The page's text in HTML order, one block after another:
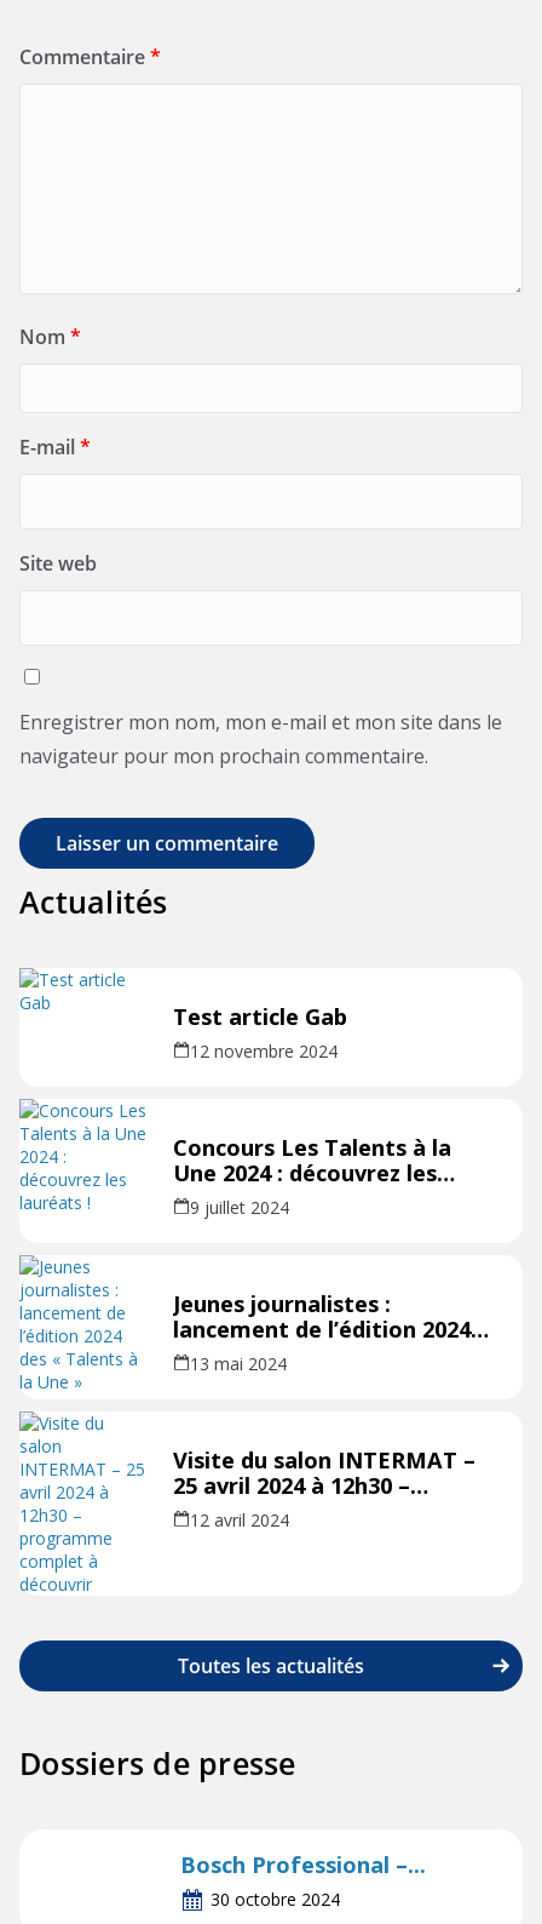
Commentaire*
Nom *
E-mail*
Site web
Enregistrer mon nom, mon e-mail et mon site dans le
navigateur pour mon prochain commentaire.
Actualités
Test article Gab
12 novembre 2024
Concours Les Talents à la
Une 2024 : découvrez les
lauréats !
9 juillet 2024
Jeunes journalistes :
lancement de l’édition 2024
des « Talents à la Une »
13 mai 2024
Visite du salon INTERMAT –
25 avril 2024 à 12h30 –
programme complet à
découvrir
12 avril 2024
Toutes les actualités
Dossiers de presse
Bosch Professional –...
30 octobre 2024